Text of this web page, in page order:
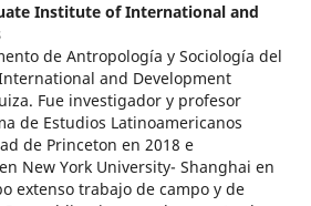
Institute of International and
de Antropología y Sociología del
and Development
Fue investigador y profesor
de Estudios Latinoamericanos
de Princeton en 2018 e
New York University- Shanghai en
extenso trabajo de campo y de